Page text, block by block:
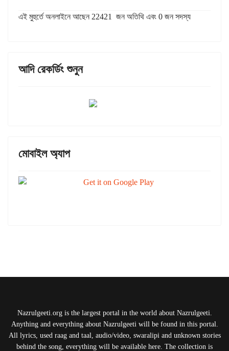
এই মুহুর্তে অনলাইনে আছেন 22421 জন অতিথি এবং 0 জন সদস্য
আদি রেকর্ডিং শুনুন
মোবাইল অ্যাপ
Nazrulgeeti.org is the largest portal in the world about Nazrulgeeti.
Anything and everything about Nazrulgeeti will be found in this portal.
All lyrics, used raag and taal, audio/video, swaralipi and unknown stories
behind the song, everything will be available here. The collection is